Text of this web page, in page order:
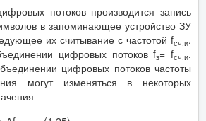
потоков производится запись
в запоминающее устройство ЗУ
их считывание с частотой fсч.и.
цифровых потоков fз= fсч.и.
цифровых потоков частоты
могут изменяться в некоторых